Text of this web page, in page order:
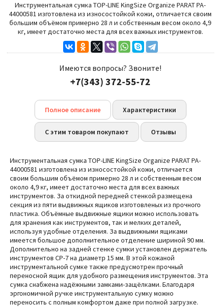
Инструментальная сумкаTOP-LINE KingSize Organize PARAT PA-
44000581 изготовлена из износостойкой кожи, отличается своим
большим объёмом примерно 28 л и собственным весом около 4,9
кг, имеет достаточно места для всех важных инструментов.
Имеются вопросы? Звоните!
+7(343) 372-55-72
Полное описание Характеристики
С этим товаром покупают Отзывы
Инструментальная сумка TOP-LINE KingSize Organize PARAT PA-
44000581 изготовлена из износостойкой кожи, отличается
своим большим объёмом примерно 28 л и собственным весом
около 4,9 кг, имеет достаточно места для всех важных
инструментов. За откидной передней стенкой размещена
секция из пяти выдвижных ящиков изготовленых из прочного
пластика. Объёмные выдвижные ящики можно использовать
для хранения как инструментов, так и мелких деталей,
используя удобные отделения. За выдвижными ящиками
имеется большое дополнительное отделение шириной 90 мм.
Дополнительно на задней стенке сумки установлен держатель
инструментов CP-7 на диаметр 15 мм. В этой кожаной
инструментальной сумке также предусмотрен прочный
переносной ящик для удобного размещения инструментов. Эта
сумка снабжена надёжными замками-защёлками. Благодаря
эргономичной ручке инструментальную сумку можно
переносить с полным комфортом даже при полной загрузке.